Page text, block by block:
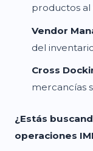
productos al
Vendor
del
Cross
mercancías
¿Estás
operaciones